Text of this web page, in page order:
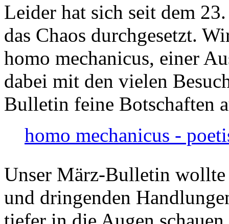
Leider hat sich seit dem
das Chaos durchgesetzt.
homo mechanicus, einer
dabei mit den vielen
Bulletin feine Botschaften
homo mechanicus -
Unser März-Bulletin
und dringenden